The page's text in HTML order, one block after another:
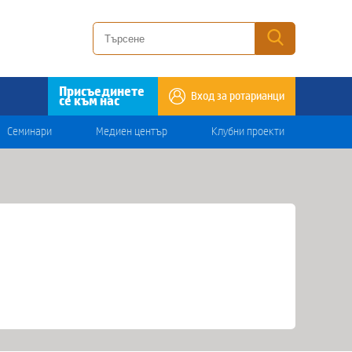
Присъединете
се към нас Вход за ротарианци
Семинари Медиен център Клубни проекти